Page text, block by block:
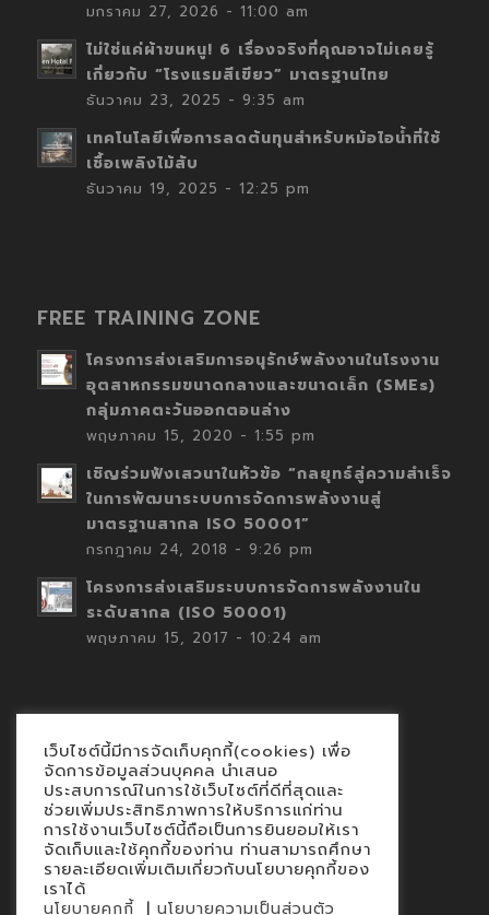
มกราคม 27, 2026 - 11:00 am
ไม่ใช่แค่ผ้าขนหนู! 6 เรื่องจริงที่คุณอาจไม่เคยรู้
เกี่ยวกับ “โรงแรมสีเขียว” มาตรฐานไทย
ธันวาคม 23, 2025 - 9:35 am
เทคโนโลยีเพื่อการลดต้นทุนสำหรับหม้อไอน้ำที่ใช้
เชื้อเพลิงไม้สับ
ธันวาคม 19, 2025 - 12:25 pm
FREE TRAINING ZONE
โครงการส่งเสริมการอนุรักษ์พลังงานในโรงงาน
อุตสาหกรรมขนาดกลางและขนาดเล็ก (SMEs)
กลุ่มภาคตะวันออกตอนล่าง
พฤษภาคม 15, 2020 - 1:55 pm
เชิญร่วมฟังเสวนาในหัวข้อ “กลยุทธ์สู่ความสำเร็จ
ในการพัฒนาระบบการจัดการพลังงานสู่
มาตรฐานสากล ISO 50001”
กรกฎาคม 24, 2018 - 9:26 pm
โครงการส่งเสริมระบบการจัดการพลังงานใน
ระดับสากล (ISO 50001)
พฤษภาคม 15, 2017 - 10:24 am
Contact
นโยบายคุกกี้
นโยบายข้อมูลส่วนบุคคล
เว็บไซต์นี้มีการจัดเก็บคุกกี้(cookies) เพื่อ
จัดการข้อมูลส่วนบุคคล นำเสนอ
ประสบการณ์ในการใช้เว็บไซต์ที่ดีที่สุดและ
ช่วยเพิ่มประสิทธิภาพการให้บริการแก่ท่าน
การใช้งานเว็บไซต์นี้ถือเป็นการยินยอมให้เรา
จัดเก็บและใช้คุกกี้ของท่าน ท่านสามารถศึกษา
รายละเอียดเพิ่มเติมเกี่ยวกับนโยบายคุกกี้ของ
เราได้
นโยบายคุกกี้ | นโยบายความเป็นส่วนตัว